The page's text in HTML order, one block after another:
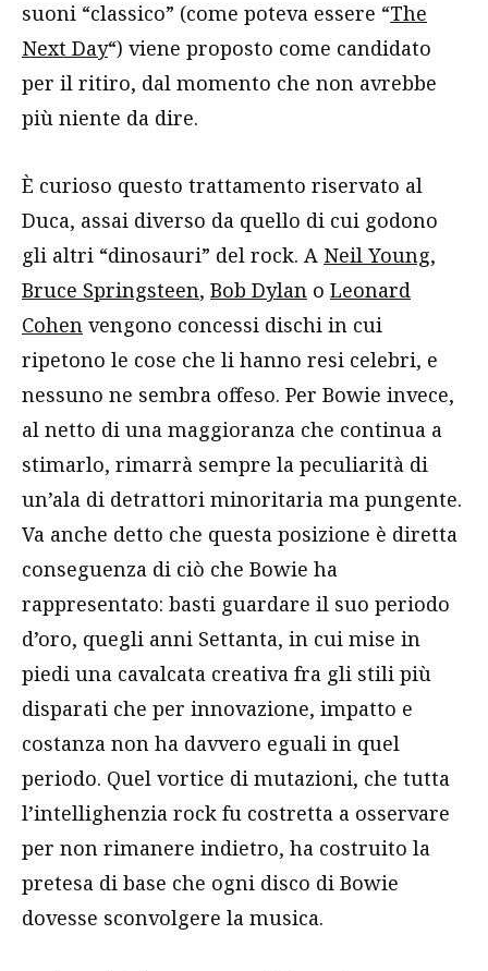
suoni “classico” (come poteva essere “The
Next Day“) viene proposto come candidato
per il ritiro, dal momento che non avrebbe
più niente da dire.
È curioso questo trattamento riservato al
Duca, assai diverso da quello di cui godono
gli altri “dinosauri” del rock. A Neil Young,
Bruce Springsteen, Bob Dylan o Leonard
Cohen vengono concessi dischi in cui
ripetono le cose che li hanno resi celebri, e
nessuno ne sembra offeso. Per Bowie invece,
al netto di una maggioranza che continua a
stimarlo, rimarrà sempre la peculiarità di
un’ala di detrattori minoritaria ma pungente.
Va anche detto che questa posizione è diretta
conseguenza di ciò che Bowie ha
rappresentato: basti guardare il suo periodo
d’oro, quegli anni Settanta, in cui mise in
piedi una cavalcata creativa fra gli stili più
disparati che per innovazione, impatto e
costanza non ha davvero eguali in quel
periodo. Quel vortice di mutazioni, che tutta
l’intellighenzia rock fu costretta a osservare
per non rimanere indietro, ha costruito la
pretesa di base che ogni disco di Bowie
dovesse sconvolgere la musica.